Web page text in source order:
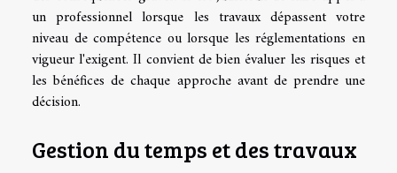
un professionnel lorsque les travaux dépassent votre
niveau de compétence ou lorsque les réglementations en
vigueur l'exigent. Il convient de bien évaluer les risques et
les bénéfices de chaque approche avant de prendre une
décision.
Gestion du temps et des travaux